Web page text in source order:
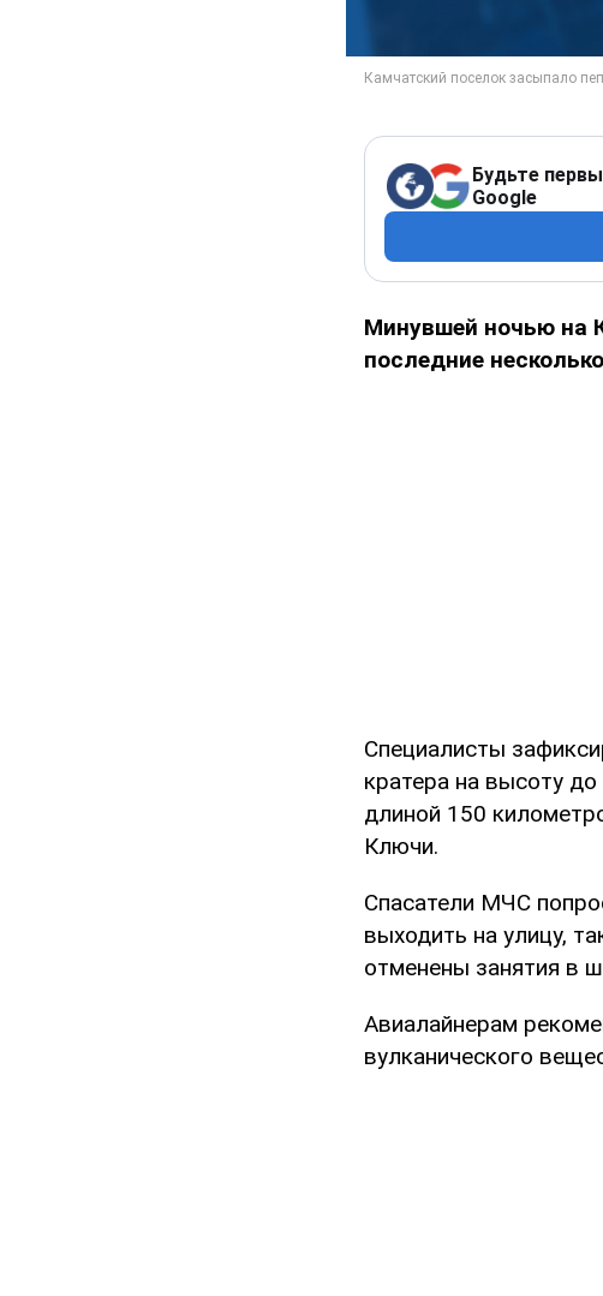
Будьте
Google
Минувшей ночью на
последние
Специалисты
кратера на высоту
длиной 150
Ключи.
Спасатели МЧС
выходить на улицу,
отменены занятия в
Авиалайнерам
вулканического